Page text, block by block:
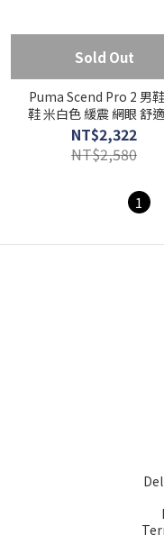
Sold Out
Puma Scend Pro 2 男
鞋 米白色 緩震 網眼 舒
氣 運動 休閒 慢跑鞋
31077922
NT$2,322
NT$2,580
1